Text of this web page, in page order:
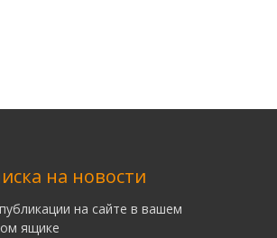
на новости
на сайте в вашем
ящике